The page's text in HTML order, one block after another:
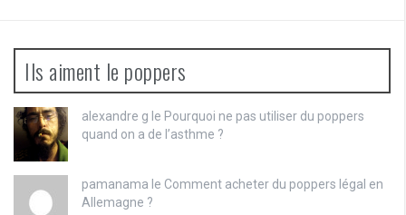
Ils aiment le poppers
alexandre g le Pourquoi ne pas utiliser du poppers
quand on a de l’asthme ?
pamanama le Comment acheter du poppers légal en
Allemagne ?